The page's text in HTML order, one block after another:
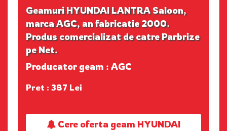
Geamuri HYUNDAI LANTRA Saloon,
marca AGC, an fabricatie 2000.
Produs comercializat de catre Parbrize
pe Net.
Producator geam : AGC
Pret : 387 Lei
Cere oferta geam HYUNDAI